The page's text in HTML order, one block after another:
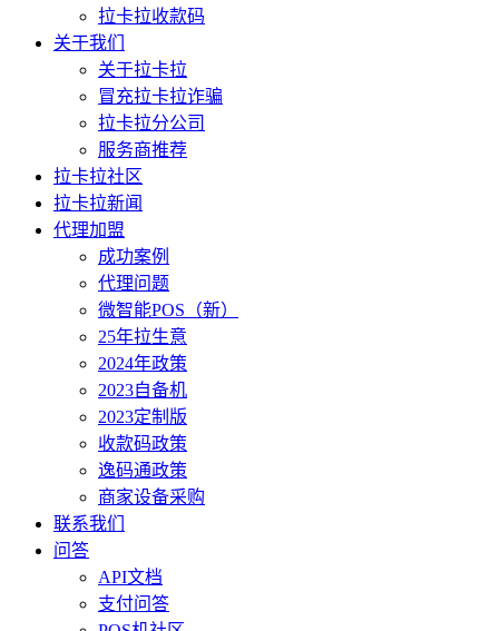
拉卡拉收款码
关于我们
关于拉卡拉
冒充拉卡拉诈骗
拉卡拉分公司
服务商推荐
拉卡拉社区
拉卡拉新闻
代理加盟
成功案例
代理问题
微智能POS（新）
25年拉生意
2024年政策
2023自备机
2023定制版
收款码政策
逸码通政策
商家设备采购
联系我们
问答
API文档
支付问答